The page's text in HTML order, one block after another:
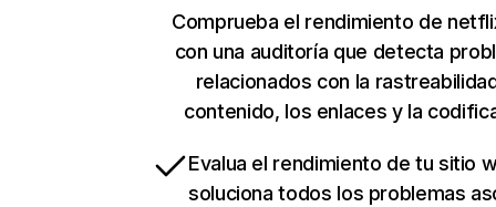
Comprueba el rendimiento de
con una auditoría que detecta
relacionados con la
contenido, los enlaces y la
Evalua el rendimiento de tu sitio
soluciona todos los problemas